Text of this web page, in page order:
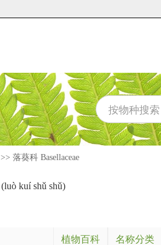
>> 落葵科 Basellaceae
(luò kuí shǔ shǔ)
植物百科 名称分类